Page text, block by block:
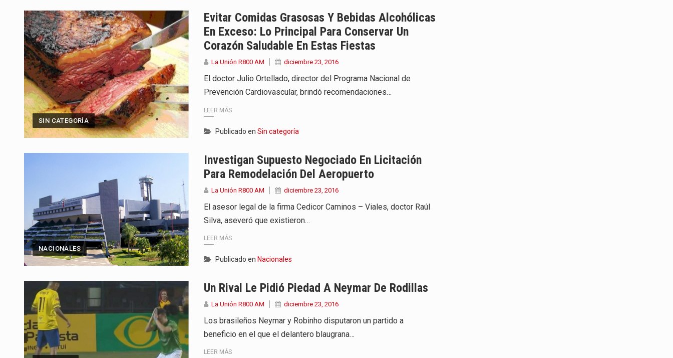
SIN CATEGORÍA
Evitar Comidas Grasosas Y Bebidas Alcohólicas
En Exceso: Lo Principal Para Conservar Un
Corazón Saludable En Estas Fiestas
La Unión R800 AM diciembre 23, 2016
El doctor Julio Ortellado, director del Programa Nacional de
Prevención Cardiovascular, brindó recomendaciones…
LEER MÁS
Publicado en Sin categoría
NACIONALES
Investigan Supuesto Negociado En Licitación
Para Remodelación Del Aeropuerto
La Unión R800 AM diciembre 23, 2016
El asesor legal de la firma Cedicor Caminos – Viales, doctor Raúl
Silva, aseveró que existieron…
LEER MÁS
Publicado en Nacionales
Un Rival Le Pidió Piedad A Neymar De Rodillas
La Unión R800 AM diciembre 23, 2016
Los brasileños Neymar y Robinho disputaron un partido a
beneficio en el que el delantero blaugrana…
LEER MÁS